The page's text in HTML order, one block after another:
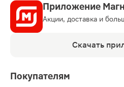
Приложение
Акции, доставка и
Скачать
Покупателям